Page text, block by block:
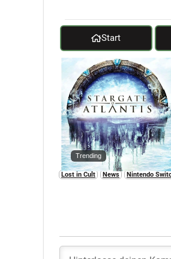
Start
Trending
Lost in Cult News Nintendo